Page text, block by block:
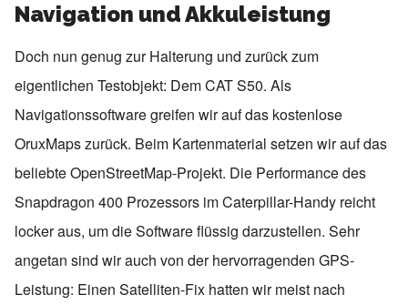
Navigation und Akkuleistung
Doch nun genug zur Halterung und zurück zum
eigentlichen Testobjekt: Dem CAT S50. Als
Navigationssoftware greifen wir auf das kostenlose
OruxMaps zurück. Beim Kartenmaterial setzen wir auf das
beliebte OpenStreetMap-Projekt. Die Performance des
Snapdragon 400 Prozessors im Caterpillar-Handy reicht
locker aus, um die Software flüssig darzustellen. Sehr
angetan sind wir auch von der hervorragenden GPS-
Leistung: Einen Satelliten-Fix hatten wir meist nach